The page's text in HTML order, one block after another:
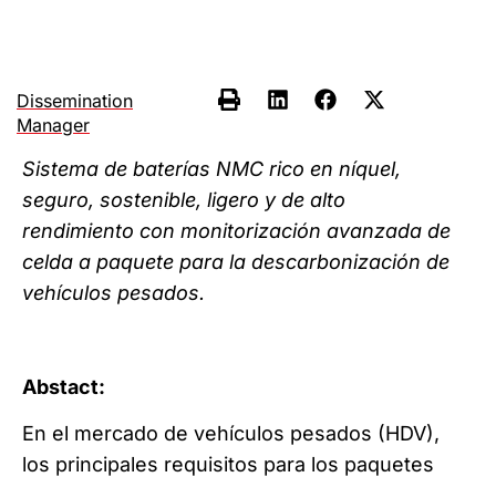
Dissemination
Manager
Sistema de baterías NMC rico en níquel,
seguro, sostenible, ligero y de alto
rendimiento con monitorización avanzada de
celda a paquete para la descarbonización de
vehículos pesados.
Abstact:
En el mercado de vehículos pesados (HDV),
los principales requisitos para los paquetes